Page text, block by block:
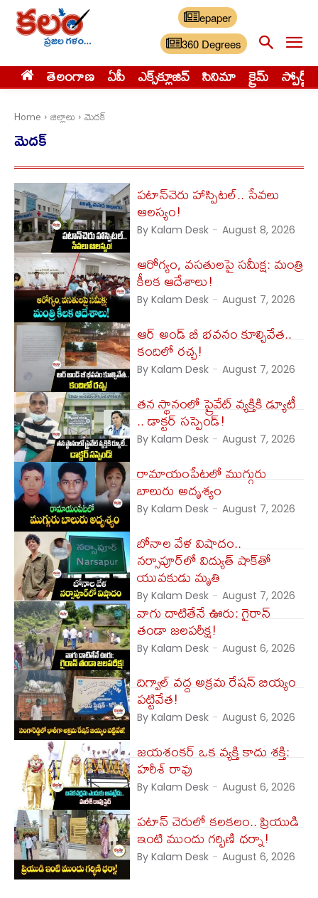
epaper
360 Degrees
తెలంగాణ ఏపీ ఎక్స్‌క్లూజివ్‌ సినిమా క్రైమ్ స్పోర్ట్స్
Home జిల్లాలు మెదక్
మెదక్
పటాన్‌చెరు హాస్పిటల్.. సేవలు
ఆలస్యం!
By Kalam Desk - August 8, 2026
ఆరోగ్యం, వసతులపై సమీక్ష: మంత్రి
కీలక ఆదేశాలు!
By Kalam Desk - August 7, 2026
ఆర్ అండ్ బీ భవనం కూల్చివేత..
కందిలో రచ్చ!
By Kalam Desk - August 7, 2026
తన స్థానంలో ప్రైవేట్ వ్యక్తికి డ్యూటీ
.. డాక్టర్​ సస్పెండ్!
By Kalam Desk - August 7, 2026
రామాయంపేటలో ముగ్గురు
బాలురు అదృశ్యం
By Kalam Desk - August 7, 2026
బోనాల వేళ విషాదం..
నర్సాపూర్‌లో విద్యుత్ షాక్‌తో
యువకుడు మృతి
By Kalam Desk - August 7, 2026
వాగు దాటితేనే ఊరు: గైరాన్
తండా జలపరీక్ష!
By Kalam Desk - August 6, 2026
దిగ్వాల్ వద్ద అక్రమ రేషన్ బియ్యం
పట్టివేత!
By Kalam Desk - August 6, 2026
జయశంకర్ ఒక వ్యక్తి కాదు శక్తి:
హరీశ్ రావు
By Kalam Desk - August 6, 2026
పటాన్ చెరులో కలకలం.. ప్రియుడి
ఇంటి ముందు గర్భిణి ధర్నా!
By Kalam Desk - August 6, 2026